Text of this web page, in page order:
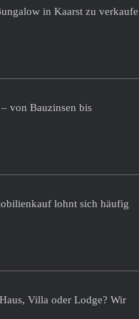
in Kaarst zu
von Bauzinsen bis
lohnt sich häufig
Villa oder Lodge? Wir